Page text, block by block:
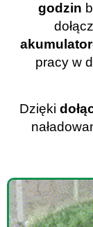
godzin
pracy w
Dzięki